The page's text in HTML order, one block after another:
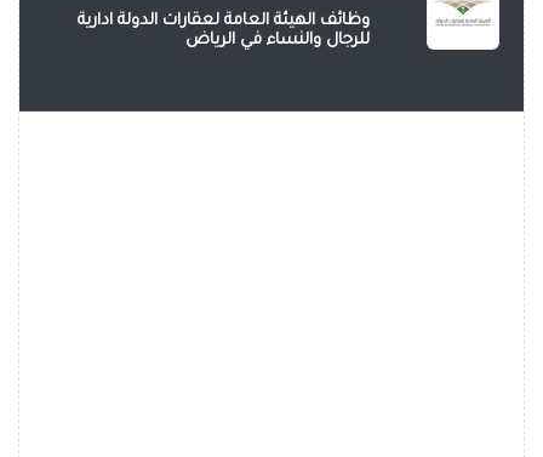
وظائف الهيئة العامة لعقارات الدولة ادارية
للرجال والنساء في الرياض